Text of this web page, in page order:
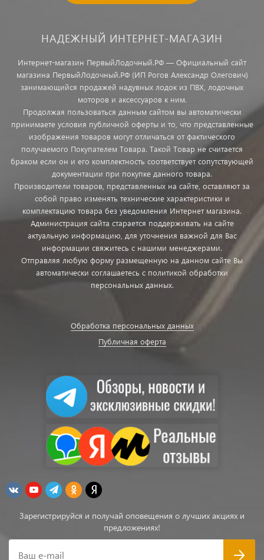
НАДЕЖНЫЙ ИНТЕРНЕТ-МАГАЗИН
Интернет-магазин ПервыйЛодочный.РФ — Официальный сайт
магазина ПервыйЛодочный.РФ (ИП Рогов Александр Олегович)
занимающийся продажей надувных лодок из ПВХ, лодочных
моторов и аксессуаров к ним.
Продолжая пользоваться данным сайтом вы автоматически
принимаете условия публичной оферты и то, что представленные
изображения товаров могут отличаться от фактического
получаемого Покупателем Товара. Такой Товар не считается
браком если он и его комплектность соответствует сопутствующей
документации при покупке данного товара.
Производители товаров, представленных на сайте, оставляют за
собой право изменять технические характеристики и
комплектацию товара без уведомления Интернет магазина.
Администрация сайта старается поддерживать на сайте
актуальную информацию, для уточнения важной для Вас
информации свяжитесь с нашими менеджерами.
Отправляя любую форму размещенную на данном сайте Вы
автоматически соглашаетесь с политикой обработки
персональных данных.
Обработка персональных данных
Публичная оферта
Зарегистрируйся и получай оповещения о лучших акциях и
предложениях!
Ваш e-mail